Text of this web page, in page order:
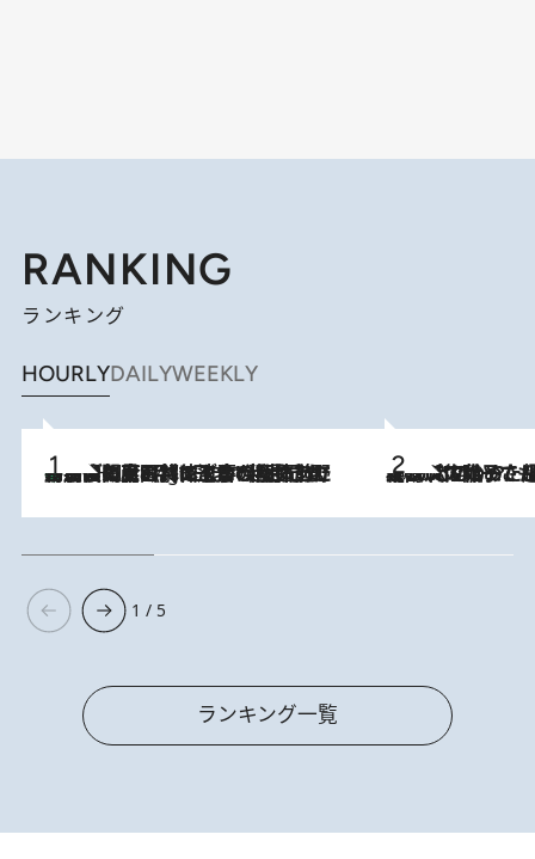
RANKING
ランキング
HOURLYDAILYWEEKLY
11 Hours Ago
「最後に見られてよかった」上野動物園の東園パンダ舎が解体前に特別公開。8月16日まで延長されたパネル展と共に辿る“半世紀”のパンダ飼育《解体工事の図面あり》 2026.8.5
【阿川佐和子さんの年とる力】なぜ70代で始めた趣味は“こんなに楽しい”のか？ ピアノ、俳句…スランプに陥っても続けられる“ある秘訣”とは
1 / 5
ランキング一覧